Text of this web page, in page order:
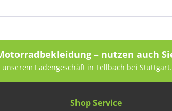
– nutzen auch
Ladengeschäft in Fellbach bei
Shop Service